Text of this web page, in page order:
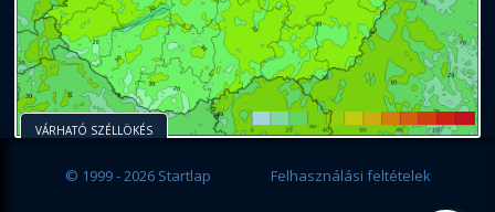
VÁRHATÓ SZÉLLÖKÉS
© 1999 - 2026 Startlap Felhasználási feltételek